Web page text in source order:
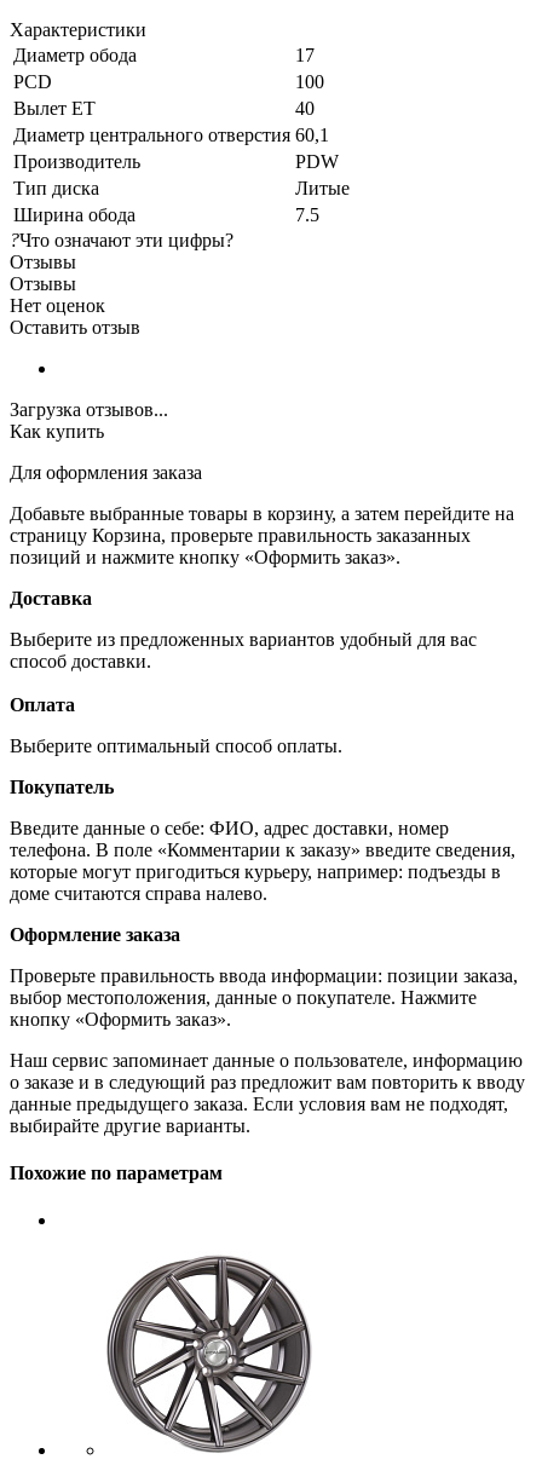
Характеристики
Диаметр обода
17
PCD
100
Вылет ET
40
Диаметр центрального отверстия 60,1
Производитель
PDW
Тип диска
Литые
Ширина обода
7.5
?Что означают эти цифры?
Отзывы
Отзывы
Нет оценок
Оставить отзыв
Загрузка отзывов...
Как купить
Для оформления заказа
Добавьте выбранные товары в корзину, а затем перейдите на
страницу Корзина, проверьте правильность заказанных
позиций и нажмите кнопку «Оформить заказ».
Доставка
Выберите из предложенных вариантов удобный для вас
способ доставки.
Оплата
Выберите оптимальный способ оплаты.
Покупатель
Введите данные о себе: ФИО, адрес доставки, номер
телефона. В поле «Комментарии к заказу» введите сведения,
которые могут пригодиться курьеру, например: подъезды в
доме считаются справа налево.
Оформление заказа
Проверьте правильность ввода информации: позиции заказа,
выбор местоположения, данные о покупателе. Нажмите
кнопку «Оформить заказ».
Наш сервис запоминает данные о пользователе, информацию
о заказе и в следующий раз предложит вам повторить к вводу
данные предыдущего заказа. Если условия вам не подходят,
выбирайте другие варианты.
Похожие по параметрам